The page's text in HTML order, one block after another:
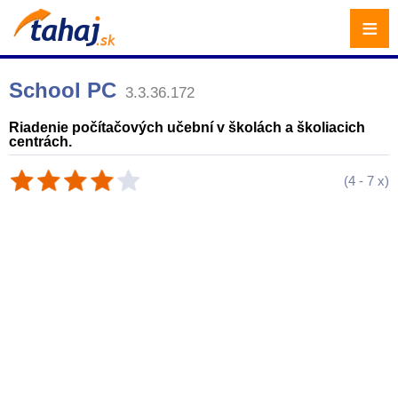
School PC 3.3.36.172
Riadenie počítačových učební v školách a školiacich
centrách.
(4 - 7 x)
≡